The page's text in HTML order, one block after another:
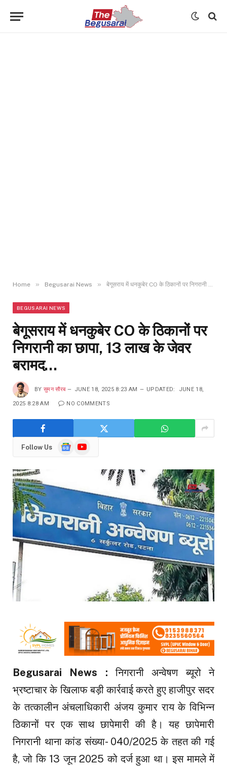
Home » Begusarai News » बेगूसराय में धनकुबेर CO के ठिकानों पर निगरानी का छापा, 13 लाख के जेवर बरामद…
BEGUSARAI NEWS
बेगूसराय में धनकुबेर CO के ठिकानों पर
निगरानी का छापा, 13 लाख के जेवर
बरामद…
BY सुमन सौरब JUNE 18, 2025 8:23 AM UPDATED: JUNE 18,
2025 8:28 AM NO COMMENTS
Follow Us
GoogleYouTube
Begusarai News : निगरानी अन्वेषण ब्यूरो ने
भ्रष्टाचार के खिलाफ बड़ी कार्रवाई करते हुए हाजीपुर सदर
के तत्कालीन अंचलाधिकारी अंजय कुमार राय के विभिन्न
ठिकानों पर एक साथ छापेमारी की है। यह छापेमारी
निगरानी थाना कांड संख्या- 040/2025 के तहत की गई
है, जो कि 13 जून 2025 को दर्ज हुआ था। इस मामले में